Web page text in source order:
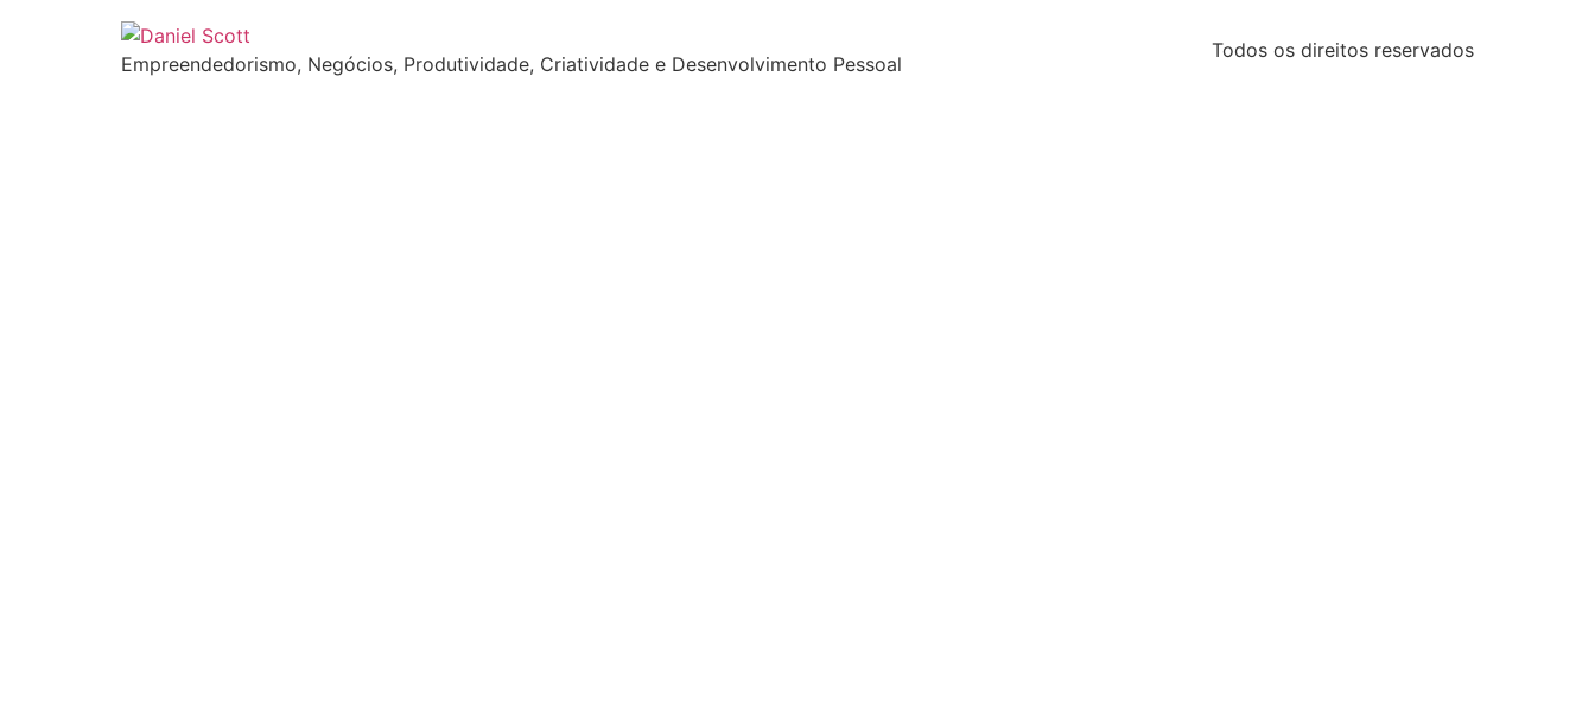
Empreendedorismo, Negócios, Produtividade, Criatividade e Desenvolvimento Pessoal
Todos os direitos reservados